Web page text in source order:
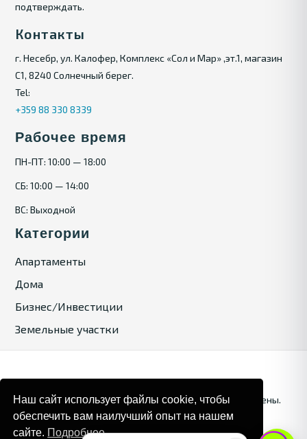
подтверждать.
Контакты
г. Несебр, ул. Калофер, Комплекс «Сол и Мар» ,эт.1, магазин
С1, 8240 Солнечный берег.
Tel:
+359 88 330 8339
Рабочее время
ПН-ПТ: 10:00 — 18:00
СБ: 10:00 — 14:00
ВС: Выходной
Категории
Апартаменты
Дома
Бизнес/Инвестиции
Земельные участки
© 2025. Bulgaria Tours by Inrealr4u. Все права зашищены.
Карта сайта Политика конфиденциальности
Наш сайт использует файлы cookie, чтобы
обеспечить вам наилучший опыт на нашем
сайте. Подробнее